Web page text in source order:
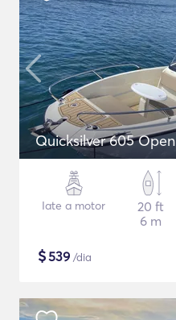
Quicksilver 605 Open
Iate a motor
20 ft
6 m
$539 /dia